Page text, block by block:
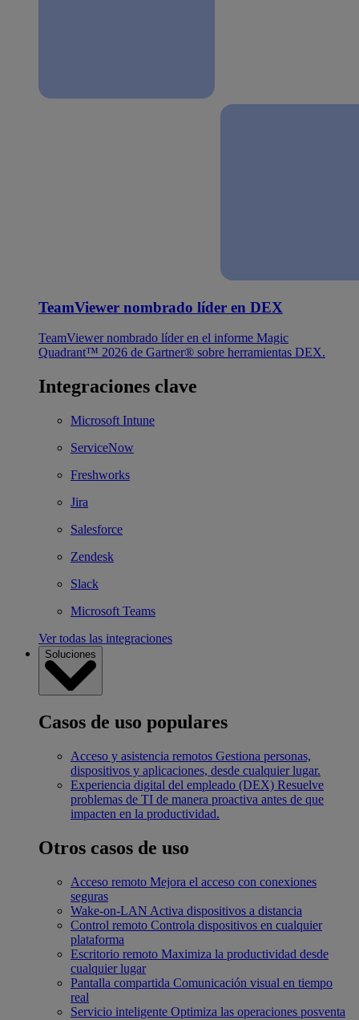
TeamViewer nombrado líder en DEX
TeamViewer nombrado líder en el informe Magic
Quadrant™ 2026 de Gartner® sobre herramientas DEX.
Integraciones clave
Microsoft Intune
ServiceNow
Freshworks
Jira
Salesforce
Zendesk
Slack
Microsoft Teams
Ver todas las integraciones
Soluciones
Casos de uso populares
Acceso y asistencia remotos Gestiona personas,
dispositivos y aplicaciones, desde cualquier lugar.
Experiencia digital del empleado (DEX) Resuelve
problemas de TI de manera proactiva antes de que
impacten en la productividad.
Otros casos de uso
Acceso remoto Mejora el acceso con conexiones
seguras
Wake-on-LAN Activa dispositivos a distancia
Control remoto Controla dispositivos en cualquier
plataforma
Escritorio remoto Maximiza la productividad desde
cualquier lugar
Pantalla compartida Comunicación visual en tiempo
real
Servicio inteligente Optimiza las operaciones posventa